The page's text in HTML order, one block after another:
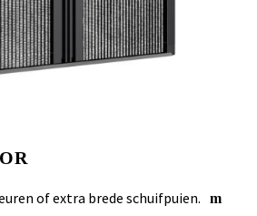
of extra brede schuifpuien.